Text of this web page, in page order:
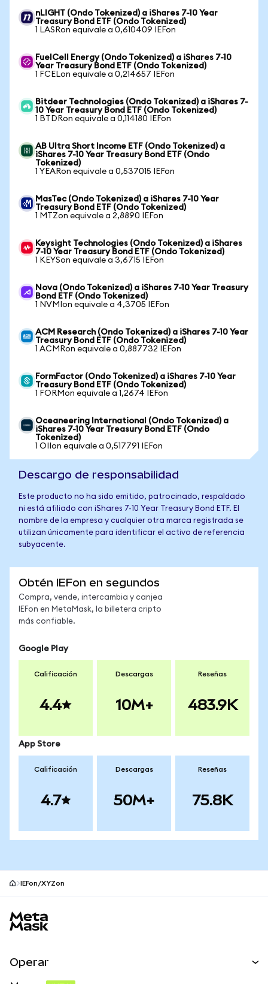
nLIGHT (Ondo Tokenized) a iShares 7-10 Year
Treasury Bond ETF (Ondo Tokenized)
1 LASRon equivale a 0,610409 IEFon
FuelCell Energy (Ondo Tokenized) a iShares 7-10
Year Treasury Bond ETF (Ondo Tokenized)
1 FCELon equivale a 0,214657 IEFon
Bitdeer Technologies (Ondo Tokenized) a iShares 7-
10 Year Treasury Bond ETF (Ondo Tokenized)
1 BTDRon equivale a 0,114180 IEFon
AB Ultra Short Income ETF (Ondo Tokenized) a
iShares 7-10 Year Treasury Bond ETF (Ondo
Tokenized)
1 YEARon equivale a 0,537015 IEFon
MasTec (Ondo Tokenized) a iShares 7-10 Year
Treasury Bond ETF (Ondo Tokenized)
1 MTZon equivale a 2,8890 IEFon
Keysight Technologies (Ondo Tokenized) a iShares
7-10 Year Treasury Bond ETF (Ondo Tokenized)
1 KEYSon equivale a 3,6715 IEFon
Nova (Ondo Tokenized) a iShares 7-10 Year Treasury
Bond ETF (Ondo Tokenized)
1 NVMIon equivale a 4,3705 IEFon
ACM Research (Ondo Tokenized) a iShares 7-10 Year
Treasury Bond ETF (Ondo Tokenized)
1 ACMRon equivale a 0,887732 IEFon
FormFactor (Ondo Tokenized) a iShares 7-10 Year
Treasury Bond ETF (Ondo Tokenized)
1 FORMon equivale a 1,2674 IEFon
Oceaneering International (Ondo Tokenized) a
iShares 7-10 Year Treasury Bond ETF (Ondo
Tokenized)
1 OIIon equivale a 0,517791 IEFon
Descargo de responsabilidad
Este producto no ha sido emitido, patrocinado, respaldado
ni está afiliado con iShares 7-10 Year Treasury Bond ETF. El
nombre de la empresa y cualquier otra marca registrada se
utilizan únicamente para identificar el activo de referencia
subyacente.
Obtén IEFon en segundos
Compra, vende, intercambia y canjea
IEFon en MetaMask, la billetera cripto
más confiable.
Google Play
Calificación
4.4
Descargas
10M+
Reseñas
483.9K
App Store
Calificación
4.7
Descargas
50M+
Reseñas
75.8K
IEFon/XYZon
Operar